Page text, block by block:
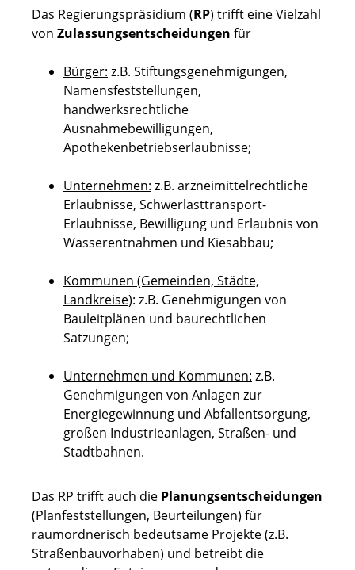
Das Regierungspräsidium (RP) trifft eine Vielzahl
von Zulassungsentscheidungen für
Bürger: z.B. Stiftungsgenehmigungen,
Namensfeststellungen,
handwerksrechtliche
Ausnahmebewilligungen,
Apothekenbetriebserlaubnisse;
Unternehmen: z.B. arzneimittelrechtliche
Erlaubnisse, Schwerlasttransport-
Erlaubnisse, Bewilligung und Erlaubnis von
Wasserentnahmen und Kiesabbau;
Kommunen (Gemeinden, Städte,
Landkreise): z.B. Genehmigungen von
Bauleitplänen und baurechtlichen
Satzungen;
Unternehmen und Kommunen: z.B.
Genehmigungen von Anlagen zur
Energiegewinnung und Abfallentsorgung,
großen Industrieanlagen, Straßen- und
Stadtbahnen.
Das RP trifft auch die Planungsentscheidungen
(Planfeststellungen, Beurteilungen) für
raumordnerisch bedeutsame Projekte (z.B.
Straßenbauvorhaben) und betreibt die